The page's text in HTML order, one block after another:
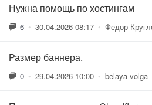
Нужна помощь по хостингам
6 • 30.04.2026 08:17 • Федор
Размер баннера.
0 • 29.04.2026 10:00 • belaya-volga